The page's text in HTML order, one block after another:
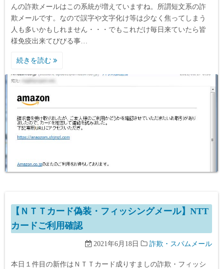
んの詐欺メールはこの系統が増えていますね。所謂短文系の詐
欺メールです。なので誤字や文字化け等は少なく焦ってしまう
人も多いかもしれません・・・でもこれだけ毎日来ていたら皆
様免疫出来てびびる事…
続きを読む
【ＮＴＴカード偽装・フィッシングメール】NTT
カードご利用確認
2021年6月18日 詐欺・スパムメール
本日１件目の新作はＮＴＴカード成りすましの詐欺・フィッシ